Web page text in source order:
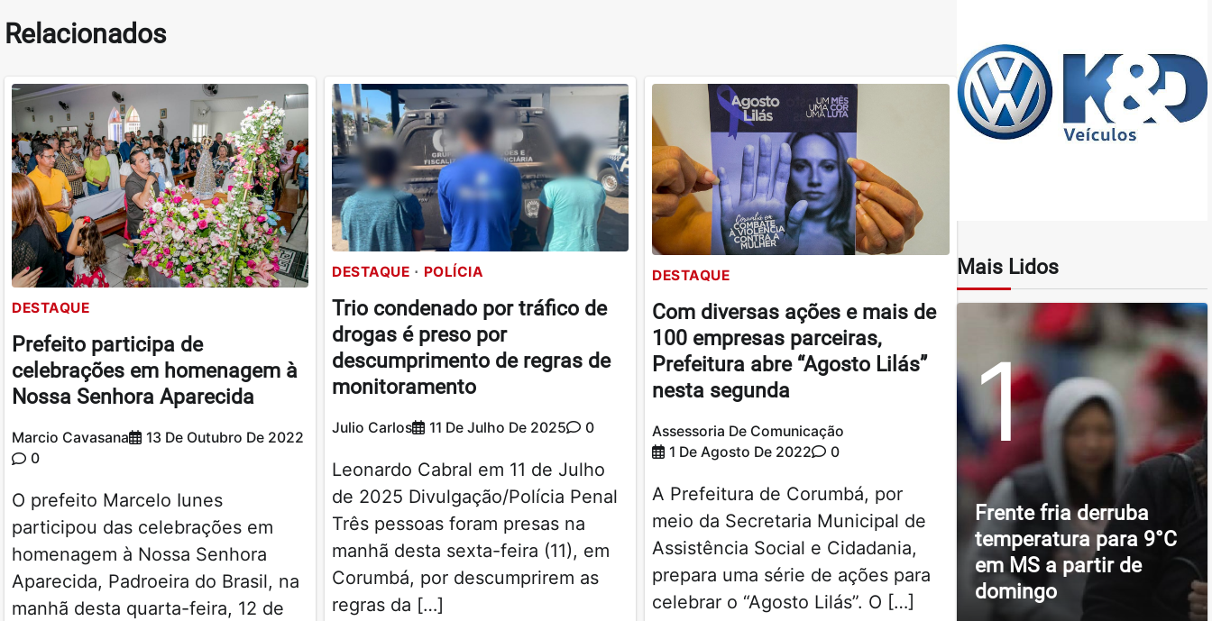
Relacionados
DESTAQUE
Prefeito participa de
celebrações em homenagem à
Nossa Senhora Aparecida
Marcio Cavasana
13 De Outubro De 2022
0
O prefeito Marcelo Iunes
participou das celebrações em
homenagem à Nossa Senhora
Aparecida, Padroeira do Brasil, na
manhã desta quarta-feira, 12 de
DESTAQUE POLÍCIA
Trio condenado por tráfico de
drogas é preso por
descumprimento de regras de
monitoramento
Julio Carlos 11 De Julho De 2025 0
Leonardo Cabral em 11 de Julho
de 2025 Divulgação/Polícia Penal
Três pessoas foram presas na
manhã desta sexta-feira (11), em
Corumbá, por descumprirem as
regras da […]
DESTAQUE
Com diversas ações e mais de
100 empresas parceiras,
Prefeitura abre “Agosto Lilás”
nesta segunda
Assessoria De Comunicação
1 De Agosto De 2022
0
A Prefeitura de Corumbá, por
meio da Secretaria Municipal de
Assistência Social e Cidadania,
prepara uma série de ações para
celebrar o “Agosto Lilás”. O […]
Mais Lidos
1
Frente fria derruba
temperatura para 9°C
em MS a partir de
domingo